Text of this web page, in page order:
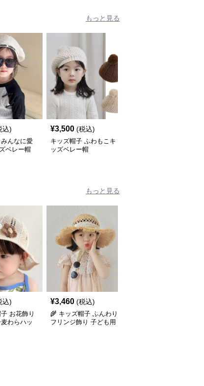
もっと見る
込)
んなに愛
ベレー帽
¥3,500 (税込)
キッズ帽子 ふわもこキ
ッズベレー帽
もっと見る
込)
お花飾り
わらハッ
¥3,460 (税込)
🌾 キッズ帽子 ふんわり
フリンジ飾り 子ども用